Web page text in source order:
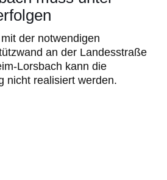
der notwendigen
an der Landesstraße
Lorsbach kann die
nicht realisiert werden.